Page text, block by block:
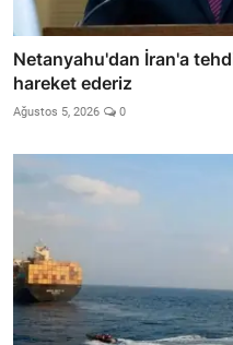
Netanyahu'dan İran'a
hareket ederiz
Ağustos 5, 2026 0